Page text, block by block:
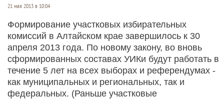
21 мая 2013 в 10:04
Формирование участковых избирательных
комиссий в Алтайском крае завершилось к 30
апреля 2013 года. По новому закону, во вновь
сформированных составах УИКи будут работать в
течение 5 лет на всех выборах и референдумах -
как муниципальных и региональных, так и
федеральных. (Раньше участковые